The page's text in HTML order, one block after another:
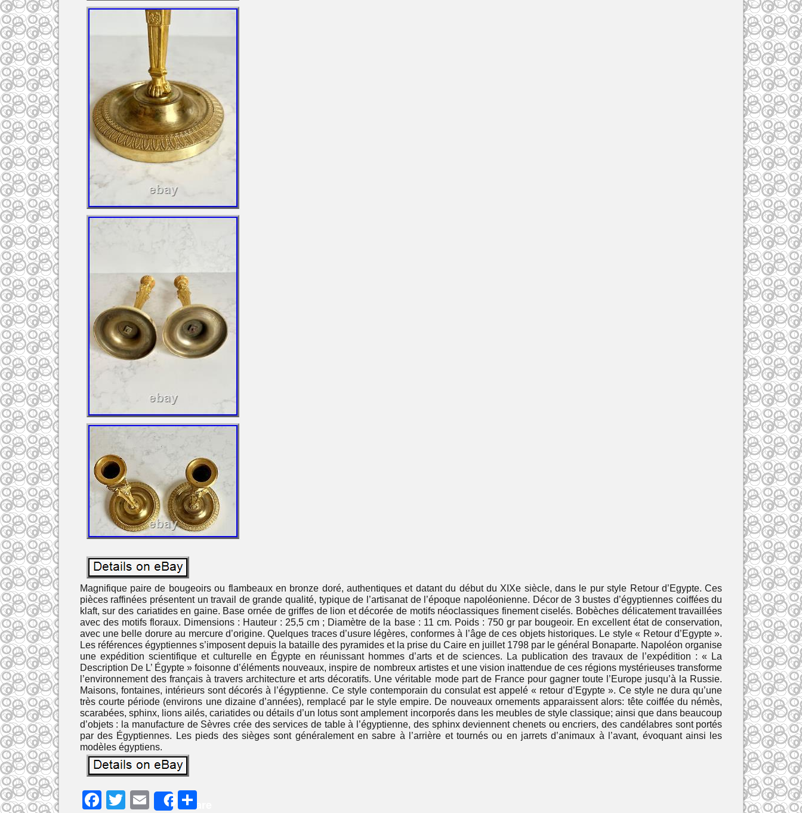
Magnifique paire de bougeoirs ou flambeaux en bronze doré, authentiques et datant du début du XIXe siècle, dans le pur style Retour d’Egypte. Ces
pièces raffinées présentent un travail de grande qualité, typique de l’artisanat de l’époque napoléonienne. Décor de 3 bustes d’égyptiennes coiffées du
klaft, sur des cariatides en gaine. Base ornée de griffes de lion et décorée de motifs néoclassiques finement ciselés. Bobèches délicatement travaillées
avec des motifs floraux. Dimensions : Hauteur : 25,5 cm ; Diamètre de la base : 11 cm. Poids : 750 gr par bougeoir. En excellent état de conservation,
avec une belle dorure au mercure d’origine. Quelques traces d’usure légères, conformes à l’âge de ces objets historiques. Le style « Retour d’Egypte ».
Les références égyptiennes s’imposent depuis la bataille des pyramides et la prise du Caire en juillet 1798 par le général Bonaparte. Napoléon organise
une expédition scientifique et culturelle en Égypte en réunissant hommes d’arts et de sciences. La publication des travaux de l’expédition : « La
Description De L’ Égypte » foisonne d’éléments nouveaux, inspire de nombreux artistes et une vision inattendue de ces régions mystérieuses transforme
l’environnement des français à travers architecture et arts décoratifs. Une véritable mode part de France pour gagner toute l’Europe jusqu’à la Russie.
Maisons, fontaines, intérieurs sont décorés à l’égyptienne. Ce style contemporain du consulat est appelé « retour d’Egypte ». Ce style ne dura qu’une
très courte période (environs une dizaine d’années), remplacé par le style empire. De nouveaux ornements apparaissent alors: tête coiffée du némès,
scarabées, sphinx, lions ailés, cariatides ou détails d’un lotus sont amplement incorporés dans les meubles de style classique; ainsi que dans beaucoup
d’objets : la manufacture de Sèvres crée des services de table à l’égyptienne, des sphinx deviennent chenets ou encriers, des candélabres sont portés
par des Égyptiennes. Les pieds des sièges sont généralement en sabre à l’arrière et tournés ou en jarrets d’animaux à l’avant, évoquant ainsi les
modèles égyptiens.
F
T
E
Share